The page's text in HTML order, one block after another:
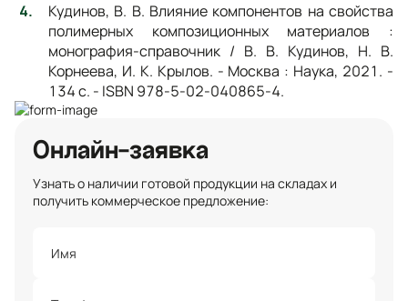
Кудинов, В. В. Влияние компонентов на свойства
полимерных композиционных материалов :
монография-справочник / В. В. Кудинов, Н. В.
Корнеева, И. К. Крылов. - Москва : Наука, 2021. -
134 с. - ISBN 978-5-02-040865-4.
Онлайн-заявка
Узнать о наличии готовой продукции на складах и
получить коммерческое предложение: